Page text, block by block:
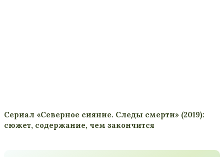
Сериал «Северное сияние. Следы смерти» (2019):
сюжет, содержание, чем закончится